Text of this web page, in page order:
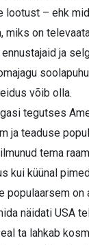
– ehk
miks on
ja
võib olla.
tegutses
ja teaduse
tema
kui küünal
populaarsem on
näidati USA
ta lahkab